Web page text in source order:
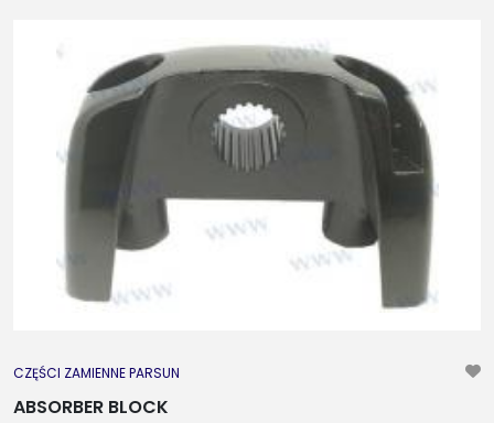
CZĘŚCI ZAMIENNE PARSUN
ABSORBER BLOCK